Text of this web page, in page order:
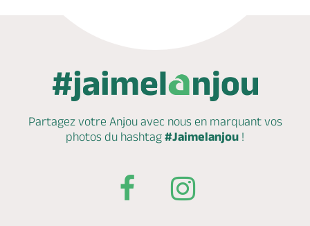
Partagez votre Anjou avec nous en marquantvos
photos du hashtag #Jaimelanjou !